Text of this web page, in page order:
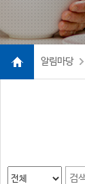
알림마당